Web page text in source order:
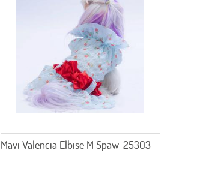
Mavi Valencia Elbise M Spaw-25303